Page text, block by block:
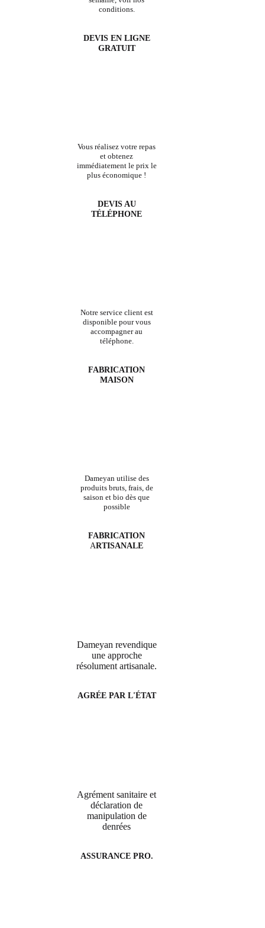
conditions.
DEVIS EN LIGNE
GRATUIT
Vous réalisez votre repas
et obtenez
immédiatement le prix le
plus économique !
DEVIS AU
TÉLÉPHONE
Notre service client est
disponible pour vous
accompagner au
téléphone.
FABRICATION
MAISON
Dameyan utilise des
produits bruts, frais, de
saison et bio dès que
possible
FABRICATION
ARTISANALE
Dameyan revendique
une approche
résolument artisanale.
AGRÉE PAR L'ÉTAT
Agrément sanitaire et
déclaration de
manipulation de
denrées
ASSURANCE PRO.